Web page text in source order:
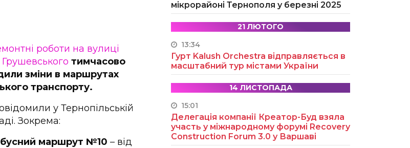
роботи на вулиці
тимчасово
зміни в маршрутах
транспорту.
у Тернопільській
Зокрема:
маршрут №10 – від
мікрорайоні Тернополя у березні 2025
21 ЛЮТОГО
13:34
Гурт Kalush Orchestra відправляється в
масштабний тур містами України
14 ЛИСТОПАДА
15:01
Делегація компанії Креатор-Буд взяла
участь у міжнародному форумі Recovery
Construction Forum 3.0 у Варшаві